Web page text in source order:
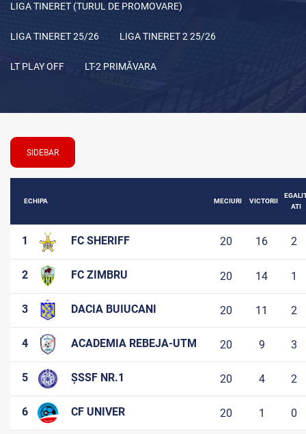
LIGA TINERET (TURUL DE PROMOVARE)
LIGA TINERET 25/26 LIGA TINERET 2 25/26
LT PLAY OFF LT-2 PRIMĂVARA
SIDEBAR
ECHIPA MECIURI VICTORII
ATI
1 FC SHERIFF 20 16 2
2 FC ZIMBRU 20 14 1
3 DACIA BUIUCANI 20 11 2
4 ACADEMIA REBEJA-UTM 20 9 3
5 ȘSSF NR.1 20 4 2
6 CF UNIVER 20 1 0